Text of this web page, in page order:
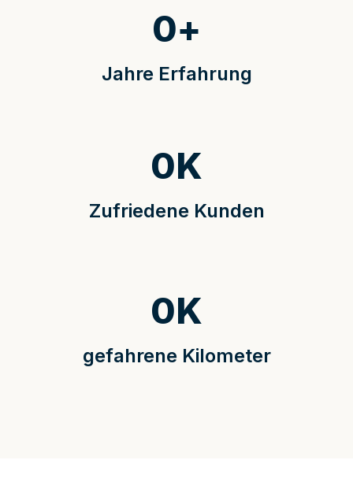
Jahre Erfahrung
0+
Zufriedene Kunden
0K
gefahrene Kilometer
0K